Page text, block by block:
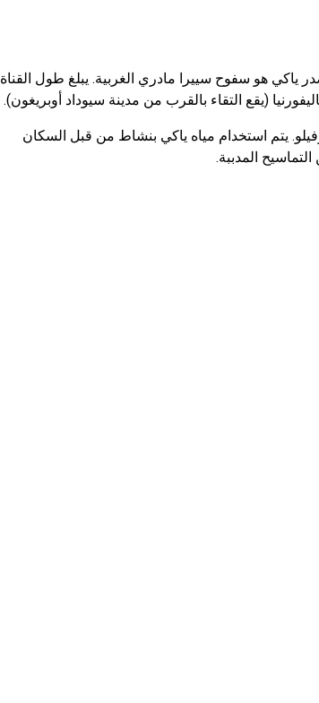
ياكي هو سفوح سييرا مادري الغربية. يبلغ طول القناة
(يقع التقاء بالقرب من مدينة سيوداد أوبريغون).
يتم استخدام مياه ياكي بنشاط من قبل السكان
المدببة.